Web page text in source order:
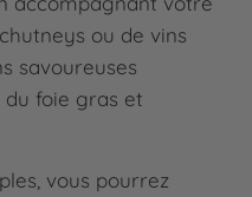
ou de vins
savoureuses
foie gras et
vous pourrez